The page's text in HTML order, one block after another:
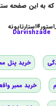
که به این صفحه
Darvishzade
خرید پنل
خرید ممبر